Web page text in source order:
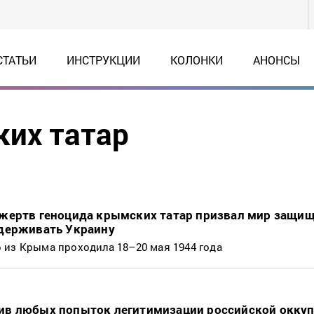
ИНСТРУКЦИИ КОЛОНКИ АНОНСЫ
татар
геноцида крымских татар призвал мир
Украину
Крыма проходила 18–20 мая 1944 года
любых попыток легитимизации российской